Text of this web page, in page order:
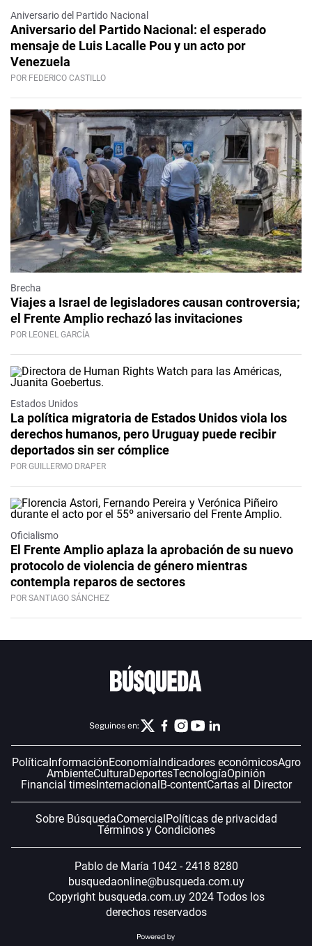
Aniversario del Partido Nacional
Aniversario del Partido Nacional: el esperado
mensaje de Luis Lacalle Pou y un acto por
Venezuela
POR FEDERICO CASTILLO
Brecha
Viajes a Israel de legisladores causan controversia;
el Frente Amplio rechazó las invitaciones
POR LEONEL GARCÍA
Estados Unidos
La política migratoria de Estados Unidos viola los
derechos humanos, pero Uruguay puede recibir
deportados sin ser cómplice
POR GUILLERMO DRAPER
Oficialismo
El Frente Amplio aplaza la aprobación de su nuevo
protocolo de violencia de género mientras
contempla reparos de sectores
POR SANTIAGO SÁNCHEZ
Seguinos en:
PolíticaInformaciónEconomíaIndicadores económicosAgro
AmbienteCulturaDeportesTecnologíaOpinión
Financial timesInternacionalB-contentCartas al Director
Sobre BúsquedaComercialPolíticas de privacidad
Términos y Condiciones
Pablo de María 1042 - 2418 8280
busquedaonline@busqueda.com.uy
Copyright busqueda.com.uy 2024 Todos los
derechos reservados